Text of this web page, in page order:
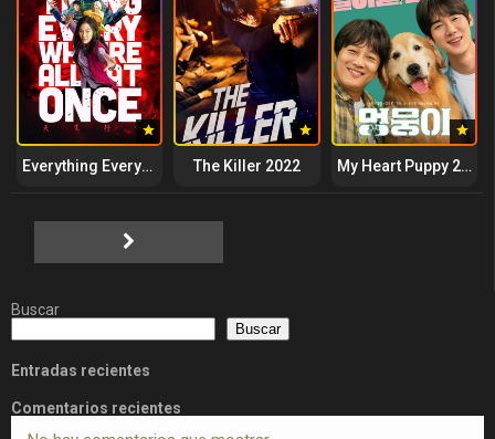
Everything Everywhere All at Once 2022 The Killer 2022 My Heart Puppy 2023
Buscar
Buscar
Entradas recientes
Comentarios recientes